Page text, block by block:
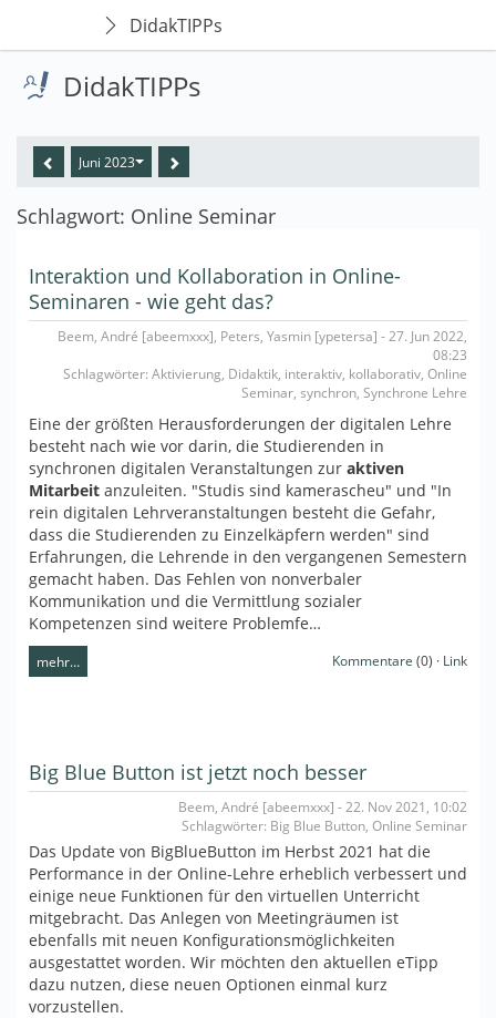
DidakTIPPs
DidakTIPPs
Juni 2023
Schlagwort: Online Seminar
Interaktion und Kollaboration in Online-
Seminaren - wie geht das?
Beem, André [abeemxxx], Peters, Yasmin [ypetersa] - 27. Jun 2022,
08:23
Schlagwörter: Aktivierung, Didaktik, interaktiv, kollaborativ, Online
Seminar, synchron, Synchrone Lehre
Eine der größten Herausforderungen der digitalen Lehre
besteht nach wie vor darin, die Studierenden in
synchronen digitalen Veranstaltungen zur aktiven
Mitarbeit anzuleiten. "Studis sind kamerascheu" und "In
rein digitalen Lehrveranstaltungen besteht die Gefahr,
dass die Studierenden zu Einzelkäpfern werden" sind
Erfahrungen, die Lehrende in den vergangenen Semestern
gemacht haben. Das Fehlen von nonverbaler
Kommunikation und die Vermittlung sozialer
Kompetenzen sind weitere Problemfe…
mehr… Kommentare (0) · Link
Big Blue Button ist jetzt noch besser
Beem, André [abeemxxx] - 22. Nov 2021, 10:02
Schlagwörter: Big Blue Button, Online Seminar
Das Update von BigBlueButton im Herbst 2021 hat die
Performance in der Online-Lehre erheblich verbessert und
einige neue Funktionen für den virtuellen Unterricht
mitgebracht. Das Anlegen von Meetingräumen ist
ebenfalls mit neuen Konfigurationsmöglichkeiten
ausgestattet worden. Wir möchten den aktuellen eTipp
dazu nutzen, diese neuen Optionen einmal kurz
vorzustellen.